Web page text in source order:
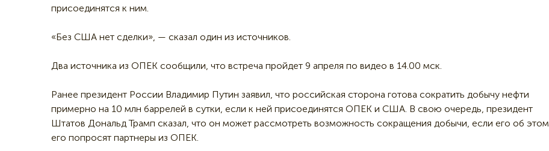
присоединятся к ним.
«Без США нет сделки», — сказал один из источников.
Два источника из ОПЕК сообщили, что встреча пройдет 9 апреля по видео в 14.00 мск.
Ранее президент России Владимир Путин заявил, что российская сторона готова сократить добычу нефти
примерно на 10 млн баррелей в сутки, если к ней присоединятся ОПЕК и США. В свою очередь, президент
Штатов Дональд Трамп сказал, что он может рассмотреть возможность сокращения добычи, если его об этом
его попросят партнеры из ОПЕК.